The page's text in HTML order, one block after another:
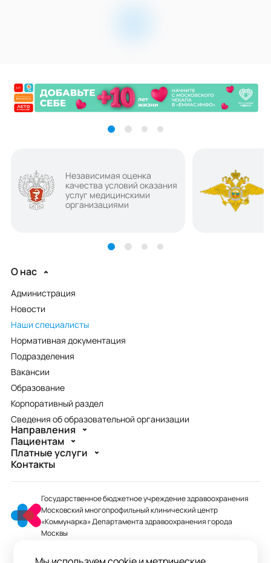
Независимая оценка
качества условий оказания
услуг медицинскими
организациями
О нас
Администрация
Новости
Наши специалисты
Нормативная документация
Подразделения
Вакансии
Образование
Корпоративный раздел
Сведения об образовательной организации
Направления
Пациентам
Платные услуги
Контакты
Государственное бюджетное учреждение здравоохранения
Московский многопрофильный клинический центр
«Коммунарка» Департамента здравоохранения города
Москвы